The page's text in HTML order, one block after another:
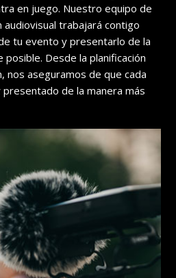
en juego. Nuestro equipo de
trabajará contigo
tu evento y presentarlo de la
Desde la planificación
nos aseguramos de que cada
de la manera más